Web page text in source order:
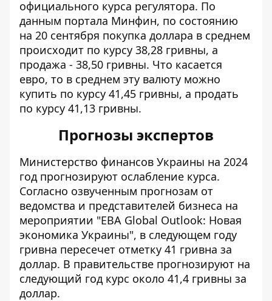
официального курса регулятора. По
данным портала Минфин, по состоянию
на 20 сентября покупка доллара в среднем
происходит по курсу 38,28 гривны, а
продажа - 38,50 гривны. Что касается
евро, то в среднем эту валюту можно
купить по курсу 41,45 гривны, а продать
по курсу 41,13 гривны.
Прогнозы экспертов
Министерство финансов Украины на 2024
год прогнозируют ослабление курса.
Согласно озвученным прогнозам от
ведомства и представителей бизнеса на
мероприятии "EBA Global Outlook: Новая
экономика Украины", в следующем году
гривна пересечет отметку 41 гривна за
доллар. В правительстве прогнозируют на
следующий год курс около 41,4 гривны за
доллар.